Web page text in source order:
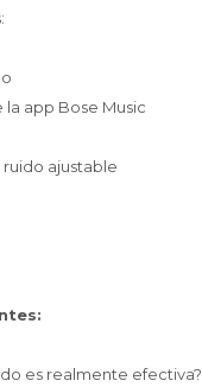
app Bose Music
ajustable
es realmente efectiva?